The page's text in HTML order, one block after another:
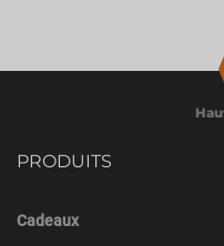
PRODUITS
Cadeaux